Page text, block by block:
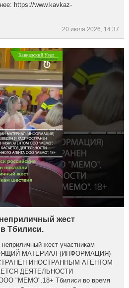
https://www.kavkaz-
20 июля 2026, 14:37
жест
Тбилиси.
жест участникам
МАТЕРИАЛ (ИНФОРМАЦИЯ)
ИНОСТРАННЫМ АГЕНТОМ
ДЕЯТЕЛЬНОСТИ
"МЕМО".18+ Тбилиси во время